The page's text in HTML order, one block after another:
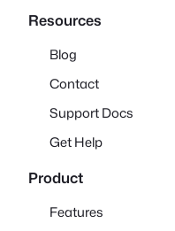
Resources
Blog
Contact
Support Docs
Get Help
Product
Features